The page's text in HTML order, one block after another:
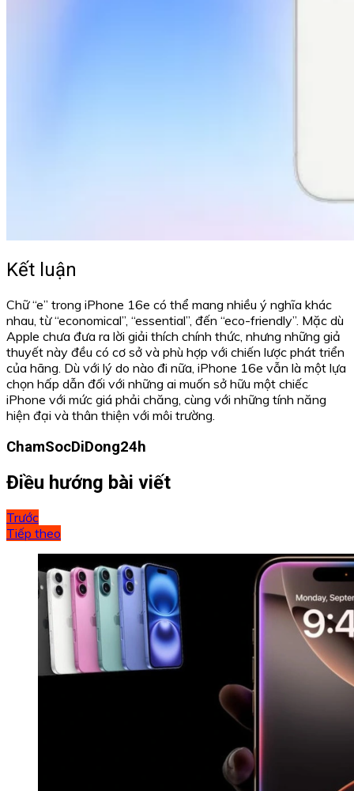
Kết luận
Chữ “e” trong iPhone 16e có thể mang nhiều ý nghĩa khác
nhau, từ “economical”, “essential”, đến “eco-friendly”. Mặc dù
Apple chưa đưa ra lời giải thích chính thức, nhưng những giả
thuyết này đều có cơ sở và phù hợp với chiến lược phát triển
của hãng. Dù với lý do nào đi nữa, iPhone 16e vẫn là một lựa
chọn hấp dẫn đối với những ai muốn sở hữu một chiếc
iPhone với mức giá phải chăng, cùng với những tính năng
hiện đại và thân thiện với môi trường.
ChamSocDiDong24h
Điều hướng bài viết
Trước
Tiếp theo